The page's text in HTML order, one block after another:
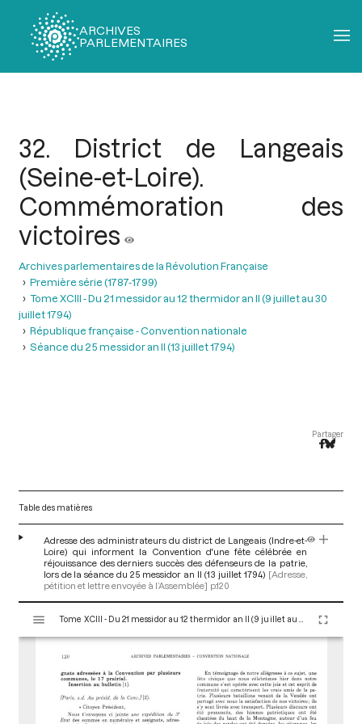
ARCHIVES
PARLEMENTAIRES
32. District de Langeais
(Seine-et-Loire).
Commémoration des
victoires
Archives parlementaires de la Révolution Française
Première série (1787-1799)
Tome XCIII - Du 21 messidor au 12 thermidor an II (9 juillet au 30
juillet 1794)
République française - Convention nationale
Séance du 25 messidor an II (13 juillet 1794)
Partager
Table des matières
Adresse des administrateurs du district de Langeais (Indre-et-
Loire) qui informent la Convention d'une fête célébrée en
réjouissance des derniers succès des défenseurs de la patrie,
lors de la séance du 25 messidor an II (13 juillet 1794) [Adresse,
pétition et lettre envoyée à l’Assemblée] p.120
s